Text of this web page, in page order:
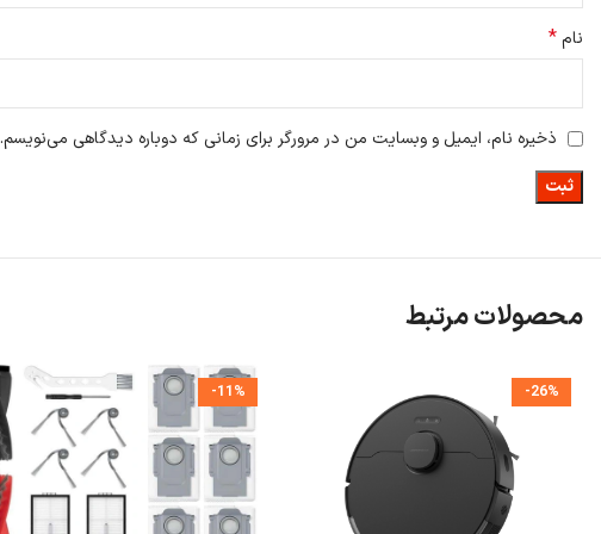
نام*
ذخیره نام، ایمیل و وبسایت من در مرورگر برای زمانی که دوباره دیدگاهی می‌نویسم.
محصولات مرتبط
-26%
-11%